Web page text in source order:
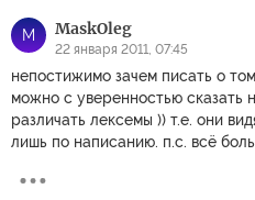
M MaskOleg
22 января 2011, 07:45
непостижимо зачем писать о
можно с уверенностью сказать
различать лексемы )) т.е. они
лишь по написанию. п.с. всё